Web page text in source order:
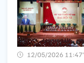
12/05/2026 11:47’